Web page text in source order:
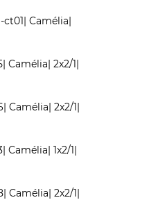
ct01| Camélia|
Camélia| 2x2/1|
Camélia| 2x2/1|
Camélia| 1x2/1|
Camélia| 2x2/1|